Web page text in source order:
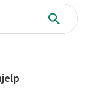
Søk